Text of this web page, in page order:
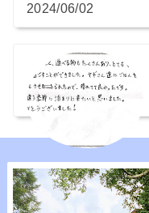
2024/06/02